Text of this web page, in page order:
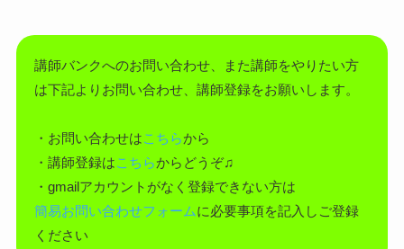
講師バンクへのお問い合わせ、また講師をやりたい方
は下記よりお問い合わせ、講師登録をお願いします。
・お問い合わせはこちらから
・講師登録はこちらからどうぞ♫
・gmailアカウントがなく登録できない方は
簡易お問い合わせフォームに必要事項を記入しご登録
ください